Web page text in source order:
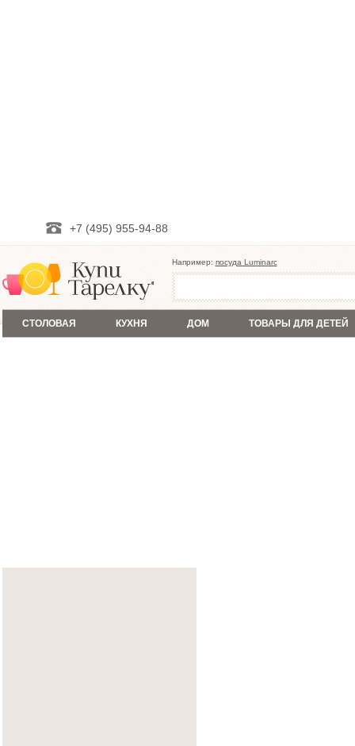
+7 (495) 955-94-88
Например: посуда Luminarc
СТОЛОВАЯ КУХНЯ ДОМ ТОВАРЫ ДЛЯ ДЕТЕЙ